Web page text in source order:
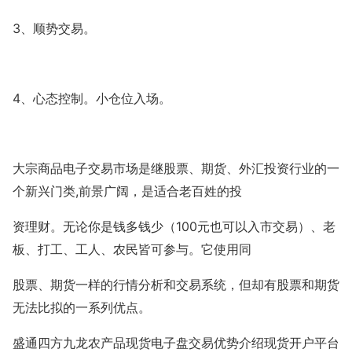
3 、顺势交易。
4 、心态控制。小仓位入场。
大宗商品电子交易市场是继股票、期货、外汇投资行业的一
个新兴门类,前景广阔，是适合老百姓的投
资理财。无论你是钱多钱少（100元也可以入市交易）、老
板、打工、工人、农民皆可参与。它使用同
股票、期货一样的行情分析和交易系统，但却有股票和期货
无法比拟的一系列优点。
盛通四方九龙农产品现货电子盘交易优势介绍现货开户平台